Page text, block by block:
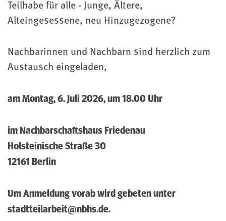
Teilhabe für alle - Junge, Ältere,
Alteingesessene, neu Hinzugezogene?
Nachbarinnen und Nachbarn sind herzlich zum
Austausch eingeladen,
am Montag, 6. Juli 2026, um 18.00 Uhr
im Nachbarschaftshaus Friedenau
Holsteinische Straße 30
12161 Berlin
Um Anmeldung vorab wird gebeten unter
stadtteilarbeit@nbhs.de.